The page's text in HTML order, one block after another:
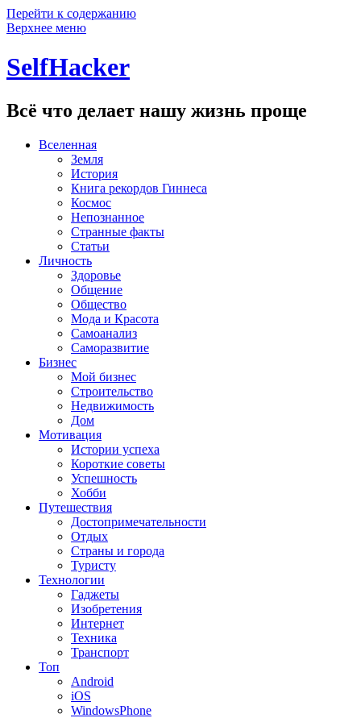
Перейти к содержанию
Верхнее меню
SelfHacker
Всё что делает нашу жизнь проще
Вселенная
Земля
История
Книга рекордов Гиннеса
Космос
Непознанное
Странные факты
Статьи
Личность
Здоровье
Общение
Общество
Мода и Красота
Самоанализ
Саморазвитие
Бизнес
Мой бизнес
Строительство
Недвижимость
Дом
Мотивация
Истории успеха
Короткие советы
Успешность
Хобби
Путешествия
Достопримечательности
Отдых
Страны и города
Туристу
Технологии
Гаджеты
Изобретения
Интернет
Техника
Транспорт
Топ
Android
iOS
WindowsPhone